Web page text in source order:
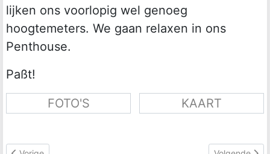
lijken ons voorlopig wel genoeg
hoogtemeters. We gaan relaxen in ons
Penthouse.
Paßt!
FOTO'S
KAART